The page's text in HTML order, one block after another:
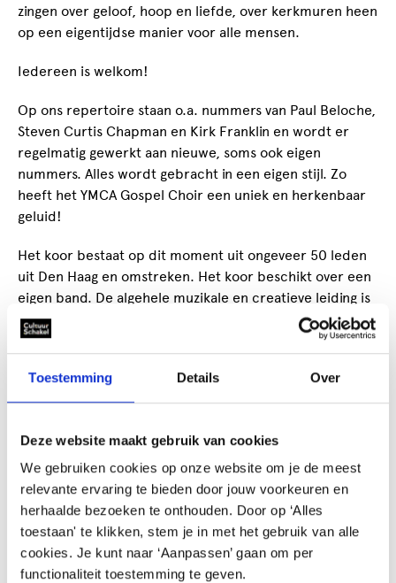
Toestemming Details Over
Deze website maakt gebruik van cookies
We gebruiken cookies op onze website om je de meest
relevante ervaring te bieden door jouw voorkeuren en
herhaalde bezoeken te onthouden. Door op ‘Alles
toestaan' te klikken, stem je in met het gebruik van alle
cookies. Je kunt naar ‘Aanpassen’ gaan om per
functionaliteit toestemming te geven.
zingen over geloof, hoop en liefde, over kerkmuren heen
op een eigentijdse manier voor alle mensen.
Iedereen is welkom!
Op ons repertoire staan o.a. nummers van Paul Beloche,
Steven Curtis Chapman en Kirk Franklin en wordt er
regelmatig gewerkt aan nieuwe, soms ook eigen
nummers. Alles wordt gebracht in een eigen stijl. Zo
heeft het YMCA Gospel Choir een uniek en herkenbaar
geluid!
Het koor bestaat op dit moment uit ongeveer 50 leden
uit Den Haag en omstreken. Het koor beschikt over een
eigen band. De algehele muzikale en creatieve leiding is
met ingang van januari 2022 in handen van dirigent Diane
Ranselaar.
De meeste optredens van het YMCA Gospel Choir zijn
tijdens kerkdiensten en we streven ernaar ons verhaal
te brengen en de mensen in de kerk te raken en te
inspireren.
Naast het zingen tijden de kerkdiensten, verzorgt YMCA
Gospel Choir ook eigen concerten, werken we samen
met andere (Christelijke) organisaties en breiden we
ons netwerk, en daarmee ook aanbod, steeds meer uit.